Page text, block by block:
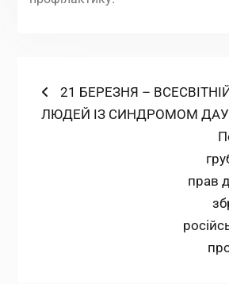
Навігація
записів
Попередній
запис:
21 БЕРЕЗНЯ –
ЛЮДЕЙ ІЗ СИНДРОМОМ
прав